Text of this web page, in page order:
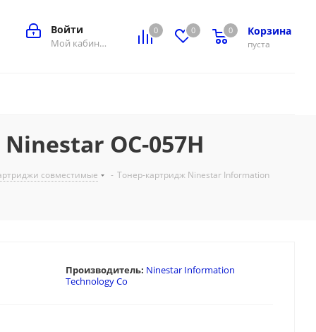
0 0 Корзина
0
пуста
0
Войти
Мой кабинет
OC-057H
совместимые - Тонер-картридж Ninestar Information
Производитель: Ninestar Information
Technology Co